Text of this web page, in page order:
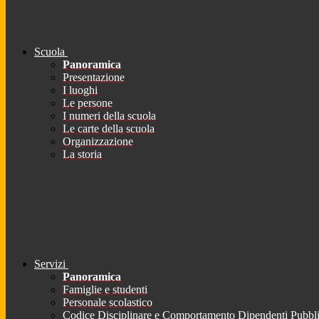
Scuola
Panoramica
Presentazione
I luoghi
Le persone
I numeri della scuola
Le carte della scuola
Organizzazione
La storia
Servizi
Panoramica
Famiglie e studenti
Personale scolastico
Codice Disciplinare e Comportamento Dipendenti